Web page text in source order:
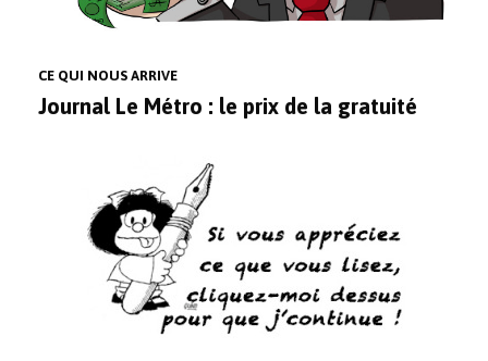
CE QUI NOUS ARRIVE
Journal Le Métro : le prix de la gratuité